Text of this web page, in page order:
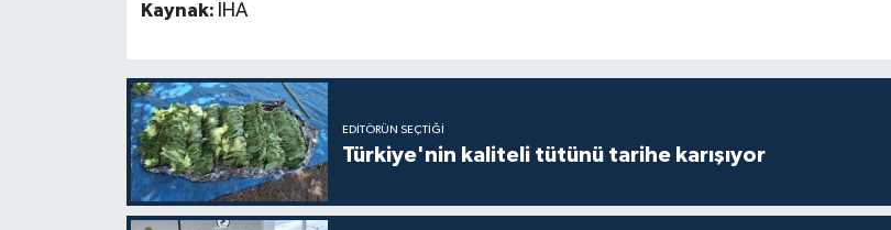
Kaynak: İHA
EDITÖRÜN SEÇTIĞI
Türkiye'nin kaliteli tütünü tarihe karışıyor